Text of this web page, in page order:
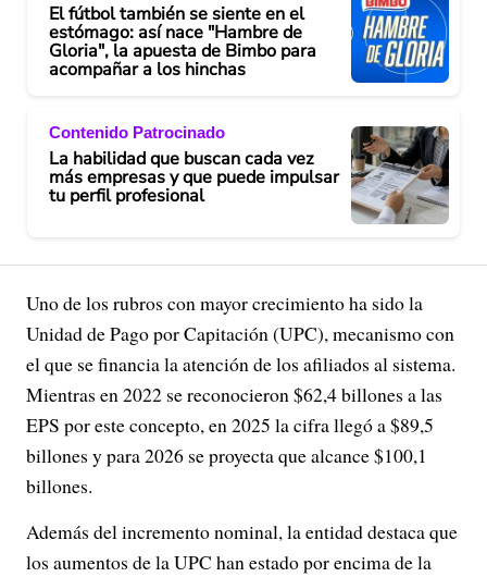
El fútbol también se siente en el
estómago: así nace "Hambre de
Gloria", la apuesta de Bimbo para
acompañar a los hinchas
Contenido Patrocinado
La habilidad que buscan cada vez
más empresas y que puede impulsar
tu perfil profesional
Uno de los rubros con mayor crecimiento ha sido la
Unidad de Pago por Capitación (UPC), mecanismo con
el que se financia la atención de los afiliados al sistema.
Mientras en 2022 se reconocieron $62,4 billones a las
EPS por este concepto, en 2025 la cifra llegó a $89,5
billones y para 2026 se proyecta que alcance $100,1
billones.
Además del incremento nominal, la entidad destaca que
los aumentos de la UPC han estado por encima de la